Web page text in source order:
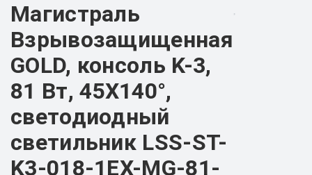
Магистраль
Взрывозащищенная
GOLD, консоль K-3,
81 Вт, 45X140°,
светодиодный
светильник LSS-ST-
K3-018-1EX-MG-81-